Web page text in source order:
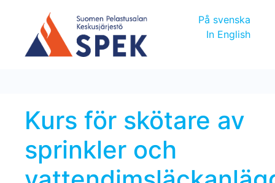
På svenska
In English
Kurs för skötare av
sprinkler och